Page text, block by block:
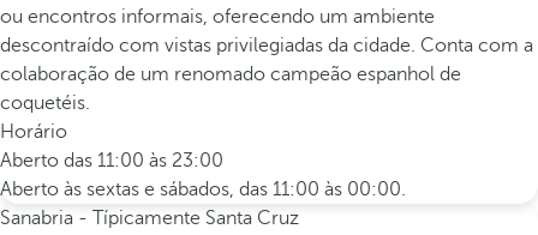
ou encontros informais, oferecendo um ambiente
descontraído com vistas privilegiadas da cidade. Conta com a
colaboração de um renomado campeão espanhol de
coquetéis.
Horário
Aberto das 11:00 às 23:00
Aberto às sextas e sábados, das 11:00 às 00:00.
Sanabria - Típicamente Santa Cruz